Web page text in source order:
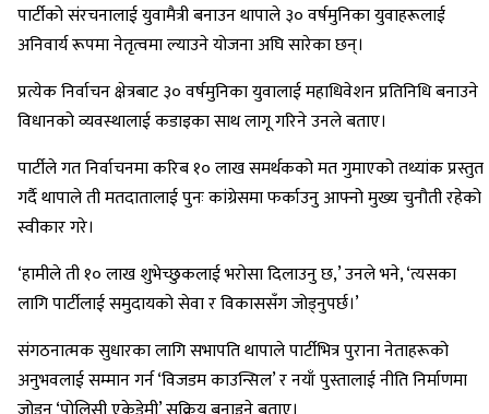
पार्टीको संरचनालाई युवामैत्री बनाउन थापाले ३० वर्षमुनिका युवाहरूलाई
अनिवार्य रूपमा नेतृत्वमा ल्याउने योजना अघि सारेका छन्।
प्रत्येक निर्वाचन क्षेत्रबाट ३० वर्षमुनिका युवालाई महाधिवेशन प्रतिनिधि बनाउने
विधानको व्यवस्थालाई कडाइका साथ लागू गरिने उनले बताए।
पार्टीले गत निर्वाचनमा करिब १० लाख समर्थकको मत गुमाएको तथ्यांक प्रस्तुत
गर्दै थापाले ती मतदातालाई पुनः कांग्रेसमा फर्काउनु आफ्नो मुख्य चुनौती रहेको
स्वीकार गरे।
‘हामीले ती १० लाख शुभेच्छुकलाई भरोसा दिलाउनु छ,’ उनले भने, ‘त्यसका
लागि पार्टीलाई समुदायको सेवा र विकाससँग जोड्नुपर्छ।’
संगठनात्मक सुधारका लागि सभापति थापाले पार्टीभित्र पुराना नेताहरूको
अनुभवलाई सम्मान गर्न ‘विजडम काउन्सिल’ र नयाँ पुस्तालाई नीति निर्माणमा